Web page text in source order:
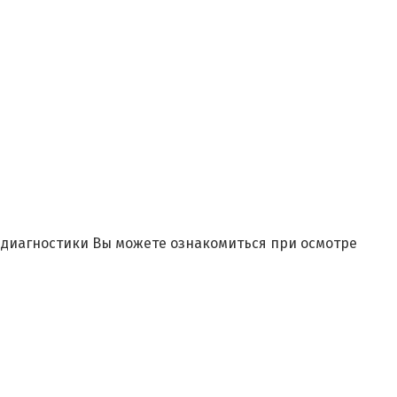
Вы можете ознакомиться при осмотре